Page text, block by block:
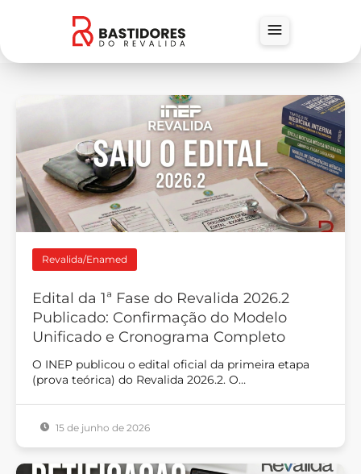
Revalida/Enamed
Edital da 1ª Fase do Revalida 2026.2
Publicado: Confirmação do Modelo
Unificado e Cronograma Completo
O INEP publicou o edital oficial da primeira etapa
(prova teórica) do Revalida 2026.2. O…
15 de junho de 2026